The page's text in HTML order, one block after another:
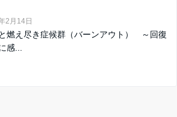
2月14日
燃え尽き症候群（バーンアウト） ～回復
感...